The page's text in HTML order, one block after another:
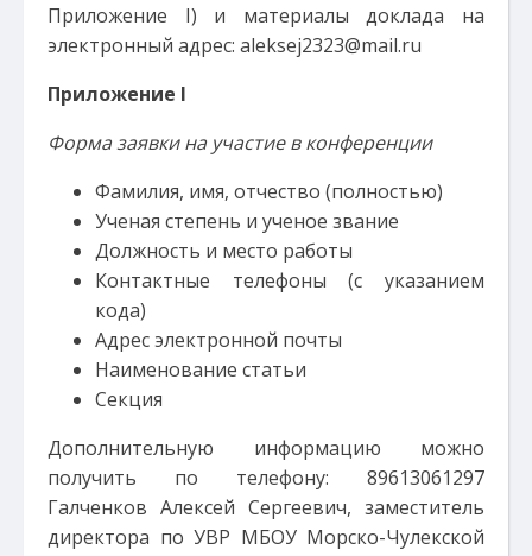
Приложение I) и материалы доклада на
электронный адрес: aleksej2323@mail.ru
Приложение I
Форма заявки на участие в конференции
Фамилия, имя, отчество (полностью)
Ученая степень и ученое звание
Должность и место работы
Контактные телефоны (с указанием
кода)
Адрес электронной почты
Наименование статьи
Секция
Дополнительную информацию можно
получить по телефону: 89613061297
Галченков Алексей Сергеевич, заместитель
директора по УВР МБОУ Морско-Чулекской